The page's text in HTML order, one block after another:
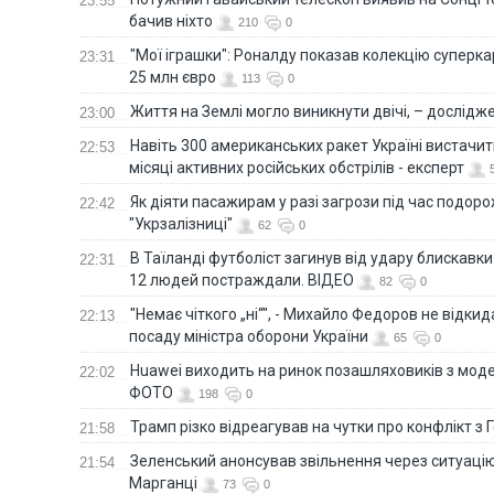
бачив ніхто
210 0
23:31
"Мої іграшки": Роналду показав колекцію
25 млн євро
113 0
23:00 Життя на Землі могло виникнути двічі, –
22:53
Навіть 300 американських ракет Україні
місяці активних російських обстрілів - експерт
22:42
Як діяти пасажирам у разі загрози під час
"Укрзалізниці"
62 0
22:31
В Таїланді футболіст загинув від удару
12 людей постраждали. ВІДЕО
82 0
22:13
"Немає чіткого „ні“", - Михайло Федоров не
посаду міністра оборони України
65 0
22:02
Huawei виходить на ринок позашляховиків з
ФОТО
198 0
21:58 Трамп різко відреагував на чутки про конфлікт з
21:54
Зеленський анонсував звільнення через
Марганці
73 0
Суми КАБами: пошкоджено
центр, будинки, є постраждалі.
Українські надзвичайники
під час ліквідації масштабної
Франції
Повітряних Сил вручили нову
Сили оборони уразили
губернатор регіону заявив про
атаку. ВІДЕО